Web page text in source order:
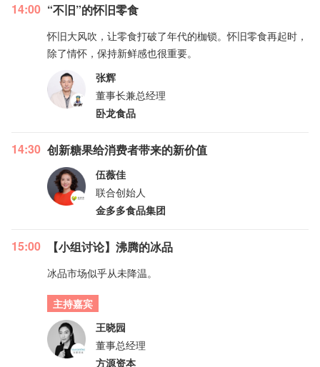
14:00 “不旧”的怀旧零食
怀旧大风吹，让零食打破了年代的枷锁。怀旧零食再起时，
除了情怀，保持新鲜感也很重要。
张辉
董事长兼总经理
卧龙食品
14:30 创新糖果给消费者带来的新价值
伍薇佳
联合创始人
金多多食品集团
15:00 【小组讨论】沸腾的冰品
冰品市场似乎从未降温。
主持嘉宾
王晓园
董事总经理
方源资本